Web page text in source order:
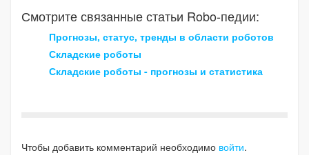
Смотрите связанные статьи Robo-педии:
Прогнозы, статус, тренды в области роботов
Складские роботы
Складские роботы - прогнозы и статистика
Чтобы добавить комментарий необходимо войти.